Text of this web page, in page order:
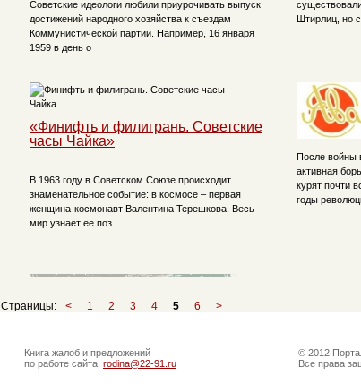
Советские идеологи любили приурочивать выпуск
достижений народного хозяйства к съездам
Коммунистической партии. Например, 16 января
1959 в день о
Штирлиц, но
«Финифть и филигрань. Советские
часы Чайка»
В 1963 году в Советском Союзе происходит
знаменательное событие: в космосе – первая
женщина-космонавт Валентина Терешкова. Весь
мир узнает ее поз
После войны
активная
курят почти
годы
Страницы: < 1 2 3 4 5 6 >
Книга жалоб и предложений
по работе сайта: rodina@22-91.ru
© 2012
Все права